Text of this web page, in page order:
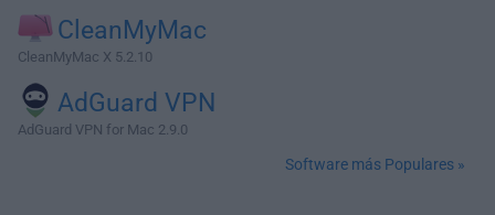
CleanMyMac
CleanMyMac X 5.2.10
AdGuard VPN
AdGuard VPN for Mac 2.9.0
Software más Populares »